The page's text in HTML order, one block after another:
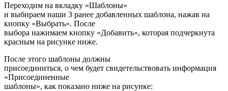
Переходим на вкладку «Шаблоны»
и выбираем наши 3 ранее добавленных шаблона, нажав на
кнопку «Выбрать». После
выбора нажимаем кнопку «Добавить», которая подчеркнута
красным на рисунке ниже.
После этого шаблоны должны
присоединиться, о чем будет свидетельствовать информация
«Присоединенные
шаблоны», как показано ниже на рисунке: